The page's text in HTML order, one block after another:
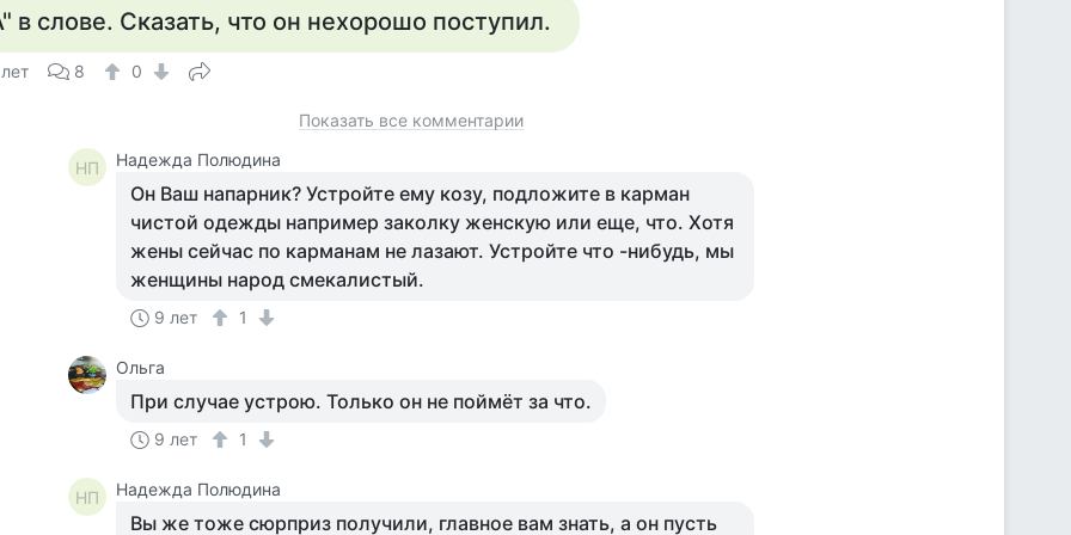
в слове. Сказать, что он нехорошо поступил.
8 0
Показать все комментарии
НП Надежда Полюдина
Он Ваш напарник? Устройте ему козу, подложите в карман
чистой одежды например заколку женскую или еще, что. Хотя
жены сейчас по карманам не лазают. Устройте что -нибудь, мы
женщины народ смекалистый.
9 лет 1
Ольга
При случае устрою. Только он не поймёт за что.
9 лет 1
НП Надежда Полюдина
Вы же тоже сюрприз получили, главное вам знать, а он пусть